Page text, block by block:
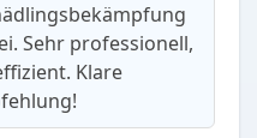
Sehr professionell,
Klare